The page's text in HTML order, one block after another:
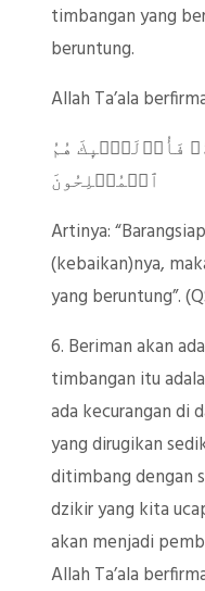
timbangan yang
beruntung.
Allah Ta’ala
فَأُو۟لَـٰۤىِٕكَ هُمُ
ٱلۡمُفۡلِحُونَ
Artinya:
(kebaikan)nya,
yang beruntung”.
6. Beriman akan
timbangan itu
ada kecurangan di
yang dirugikan
ditimbang dengan
dzikir yang kita
akan menjadi
Allah Ta’ala